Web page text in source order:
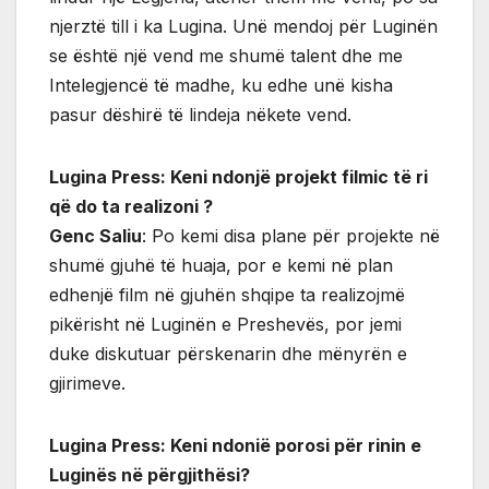
njerztë till i ka Lugina. Unë mendoj për Luginën
se është një vend me shumë talent dhe me
Intelegjencë të madhe, ku edhe unë kisha
pasur dëshirë të lindeja nëkete vend.
Lugina Press: Keni ndonjë projekt filmic të ri
që do ta realizoni ?
Genc Saliu: Po kemi disa plane për projekte në
shumë gjuhë të huaja, por e kemi në plan
edhenjë film në gjuhën shqipe ta realizojmë
pikërisht në Luginën e Preshevës, por jemi
duke diskutuar përskenarin dhe mënyrën e
gjirimeve.
Lugina Press: Keni ndonië porosi për rinin e
Luginës në përgjithësi?